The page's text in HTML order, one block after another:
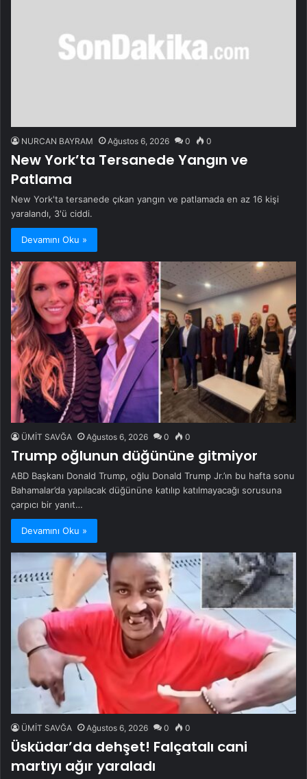
NURCAN BAYRAM Ağustos 6, 2026 0 0
New York’ta Tersanede Yangın ve
Patlama
New York'ta tersanede çıkan yangın ve patlamada en az 16 kişi
yaralandı, 3'ü ciddi.
Devamını Oku »
ÜMİT SAVĞA Ağustos 6, 2026 0 0
Trump oğlunun düğününe gitmiyor
ABD Başkanı Donald Trump, oğlu Donald Trump Jr.’ın bu hafta sonu
Bahamalar’da yapılacak düğününe katılıp katılmayacağı sorusuna
çarpıcı bir yanıt…
Devamını Oku »
ÜMİT SAVĞA Ağustos 6, 2026 0 0
Üsküdar’da dehşet! Falçatalı cani
martıyı ağır yaraladı